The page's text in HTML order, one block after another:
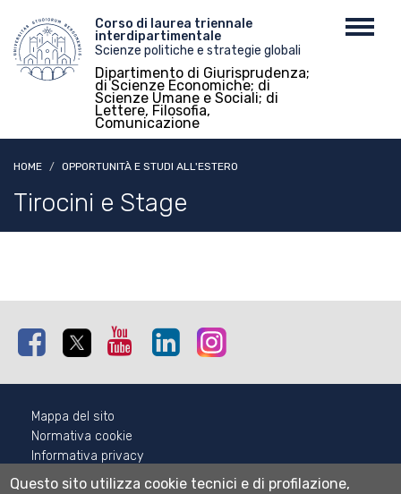
contenuto
principale
Menu
top
Corso di laurea triennale
interdipartimentale
Scienze politiche e strategie globali
Dipartimento di Giurisprudenza;
di Scienze Economiche; di
Scienze Umane e Sociali; di
Lettere, Filosofia,
Comunicazione
HOME OPPORTUNITÀ E STUDI ALL'ESTERO
Tirocini e Stage
Facebook Twitter Youtube Linkedin
Mappa del sito
Normativa cookie
Informativa privacy
Cookie settings
Questo sito utilizza cookie tecnici e di profilazione,